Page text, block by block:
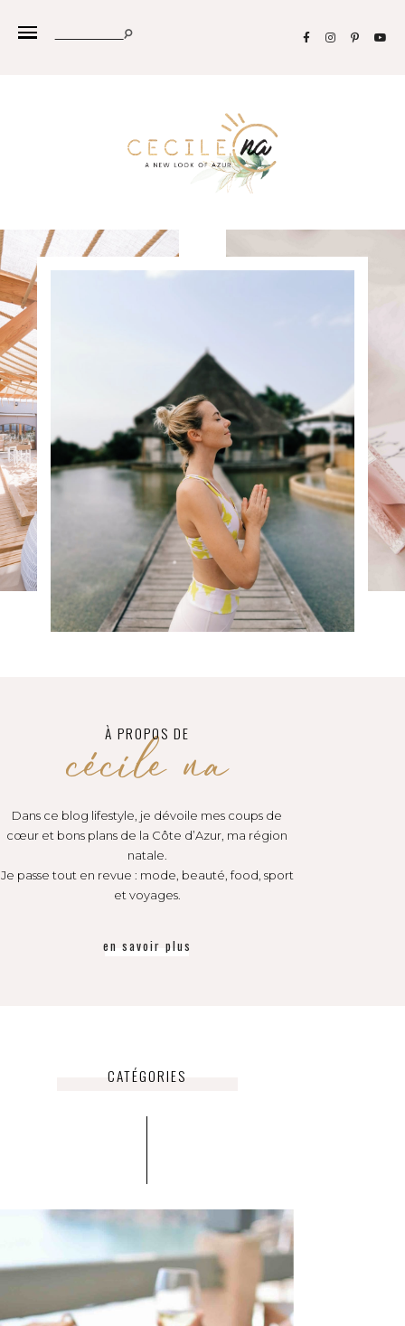
À PROPOS DE
cécile na
Dans ce blog lifestyle, je dévoile mes coups de
cœur et bons plans de la Côte d’Azur, ma région
natale.
Je passe tout en revue : mode, beauté, food, sport
et voyages.
en savoir plus
CATÉGORIES